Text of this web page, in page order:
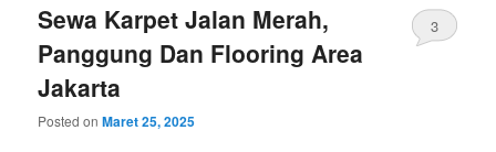
Sewa Karpet Jalan Merah,
Panggung Dan Flooring Area
Jakarta
Posted onMaret 25, 2025
3